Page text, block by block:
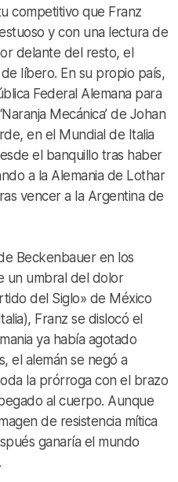
competitivo que Franz
y con una lectura de
delante del resto, el
de líbero. En su propio país,
Federal Alemana para
Mecánica’ de Johan
en el Mundial de Italia
el banquillo tras haber
a la Alemania de Lothar
vencer a la Argentina de
Beckenbauer en los
un umbral del dolor
del Siglo» de México
Franz se dislocó el
ya había agotado
el alemán se negó a
la prórroga con el brazo
al cuerpo. Aunque
de resistencia mítica
ganaría el mundo